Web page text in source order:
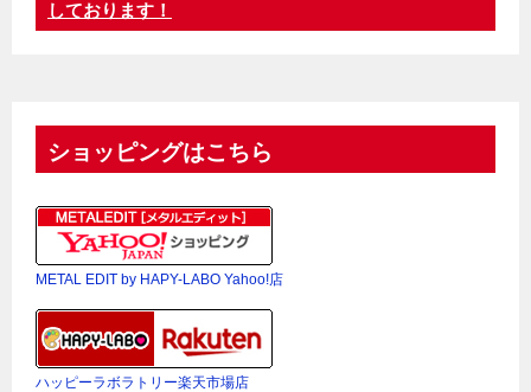
しております！
ショッピングはこちら
METAL EDIT by HAPY-LABO Yahoo!店
ハッピーラボラトリー楽天市場店